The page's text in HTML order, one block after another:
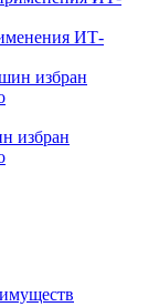
ИТ-
избран